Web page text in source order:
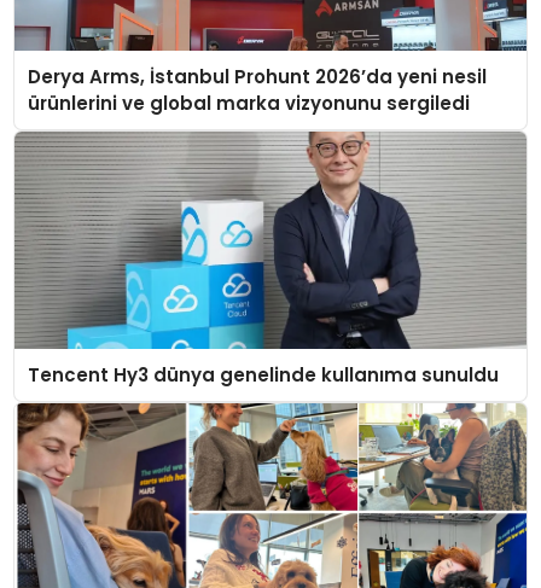
Derya Arms, İstanbul Prohunt 2026’da yeni nesil
ürünlerini ve global marka vizyonunu sergiledi
Tencent Hy3 dünya genelinde kullanıma sunuldu